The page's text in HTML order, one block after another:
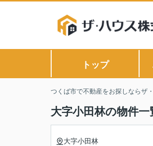
トップ
つくば市で不動産をお探しならザ
大字小田林の物件一
大字小田林